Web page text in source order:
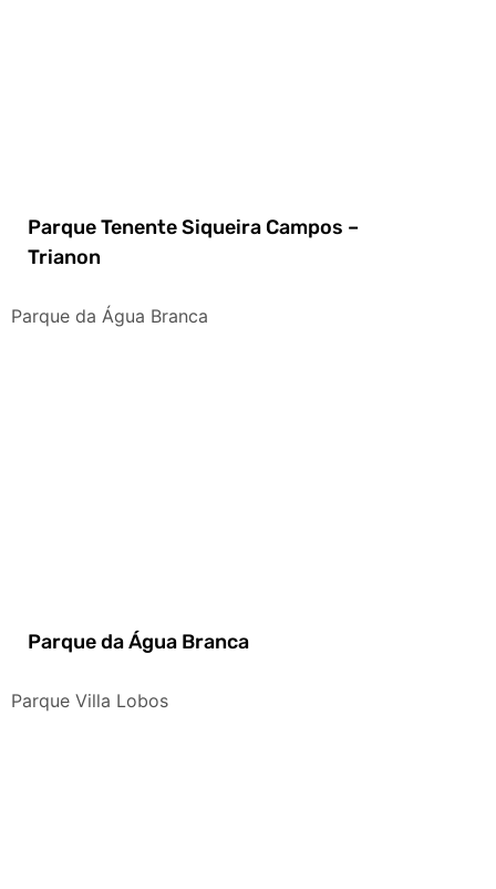
Parque Tenente Siqueira Campos –
Trianon
Parque da Água Branca
Parque da Água Branca
Parque Villa Lobos